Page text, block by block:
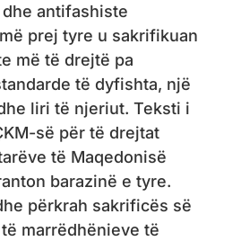
antifashiste
prej tyre u sakrifikuan
më të drejtë pa
të dyfishta, një
liri të njeriut. Teksti i
së për të drejtat
të Maqedonisë
barazinë e tyre.
përkrah sakrificës së
marrëdhënieve të